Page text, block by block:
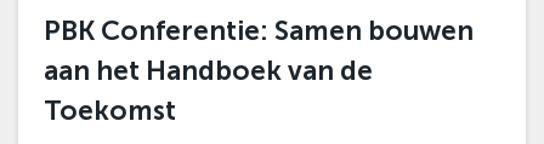
PBK Conferentie: Samen bouwen
aan het Handboek van de
Toekomst